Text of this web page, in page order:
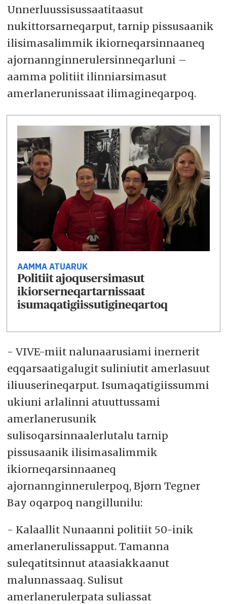
Unnerluussisussaatitaasut
nukittorsarneqarput, tarnip pissusaanik
ilisimasalimmik ikiorneqarsinnaaneq
ajornannginnerulersinneqarluni –
aamma politiit ilinniarsimasut
amerlanerunissaat ilimagineqarpoq.
AAMMA ATUARUK
Politiit ajoqusersimasut
ikiorserneqartarnissaat
isumaqatigiissutigineqartoq
- VIVE-miit nalunaarusiami inernerit
eqqarsaatigalugit suliniutit amerlasuut
iliuuserineqarput. Isumaqatigiissummi
ukiuni arlalinni atuuttussami
amerlanerusunik
sulisoqarsinnaalerlutalu tarnip
pissusaanik ilisimasalimmik
ikiorneqarsinnaaneq
ajornannginnerulerpoq, Bjørn Tegner
Bay oqarpoq nangillunilu:
- Kalaallit Nunaanni politiit 50-inik
amerlanerulissapput. Tamanna
suleqatitsinnut ataasiakkaanut
malunnassaaq. Sulisut
amerlanerulerpata suliassat